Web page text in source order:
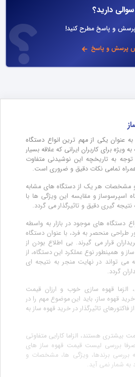
سوالی دارید؟
و پاسخ مطرح کنید!
پرسش و پاسخ
عنوان یکی از مهم ترین انواع دستگاه
ویژه برای کاربران ایرانی که علاقه بسیار
به تاریخچه این نوشیدنی متفاوت
همراه تمامی نکات دقیق و ضروری است.
مشخصات هر یک از دستگاه های مشابه
و مقایسه این ویژگی ها با
نتیجه گیری دقیق و تاثیرگذار می گردد.
دستگاه های موجود در بازار به واسطه
منحصر به فرد، با عنوان دستگاه
قرار می گیرند. بی اطلاع بودن از
و همینطور نوع عملکرد این دستگاه، از
تواند در نهایت منجر به نتیجه ای
گردد.
الزما قهوه سازی خوب و ارزان قیمت
قهوه ساز، باید این موضوع مهم را در
تاثیرگذار در خرید قهوه ساز به
بیشتری هستند، الزاما کارایی متفاوتی
صرفا بررسی لیست قیمت قهوه ساز های
بررسی برندها، ویژگی ها، مشخصات و
به شمار نمی آید.